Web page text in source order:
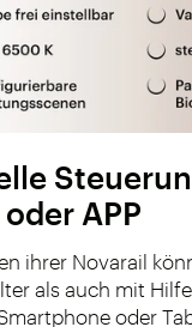
APP
ihrer Novarail
als auch mit
oder